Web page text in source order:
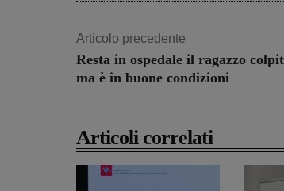
Articolo precedente
Resta in ospedale il ragazzo
ma è in buone condizioni
Articoli correlati